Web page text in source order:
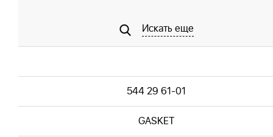
Искать еще
544 29 61-01
GASKET